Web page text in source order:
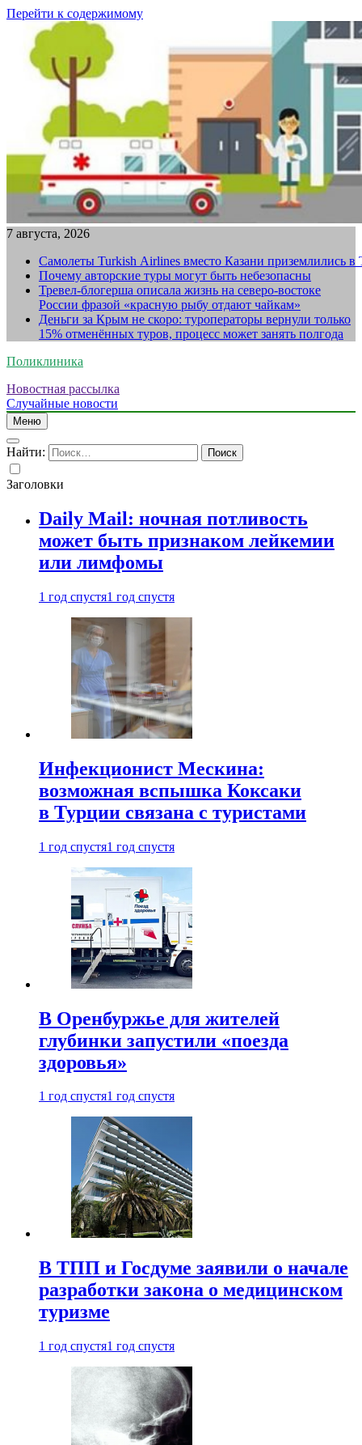
Перейти к содержимому
7 августа, 2026
Самолеты Turkish Airlines вместо Казани приземлились в
Почему авторские туры могут быть небезопасны
Тревел-блогерша описала жизнь на северо-востоке
России фразой «красную рыбу отдают чайкам»
Деньги за Крым не скоро: туроператоры вернули только
15% отменённых туров, процесс может занять полгода
Поликлиника
Новостная рассылка
Случайные новости
Меню
Найти:
Заголовки
Daily Mail: ночная потливость
может быть признаком лейкемии
или лимфомы
1 год спустя1 год спустя
Инфекционист Мескина:
возможная вспышка Коксаки
в Турции связана с туристами
1 год спустя1 год спустя
В Оренбуржье для жителей
глубинки запустили «поезда
здоровья»
1 год спустя1 год спустя
В ТПП и Госдуме заявили о начале
разработки закона о медицинском
туризме
1 год спустя1 год спустя